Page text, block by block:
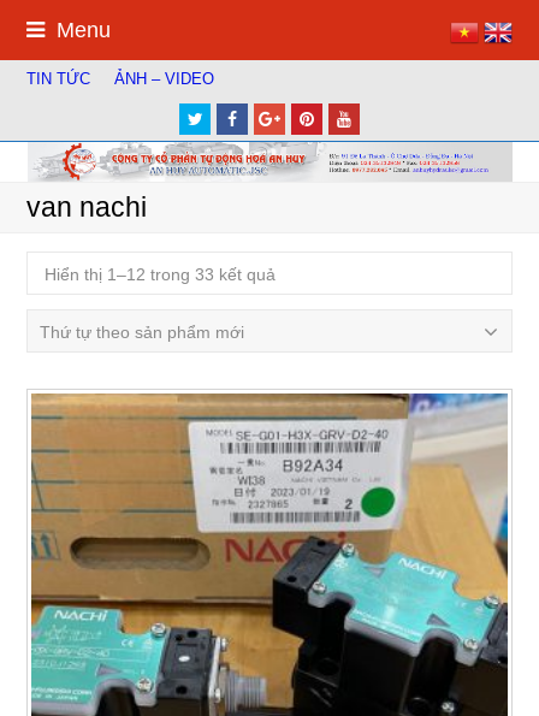
Menu
TIN TỨC ẢNH – VIDEO
TwitterFacebook
Google
Plus
Pinterest
van nachi
Hiển thị 1–12 trong 33 kết quả
Thứ tự theo sản phẩm mới